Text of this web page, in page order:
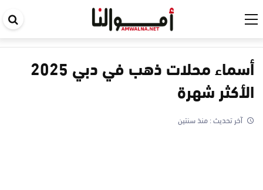
أسماء محلات ذهب في دبي 2025
الأكثر شهرة
آخر تحديث :منذ سنتين